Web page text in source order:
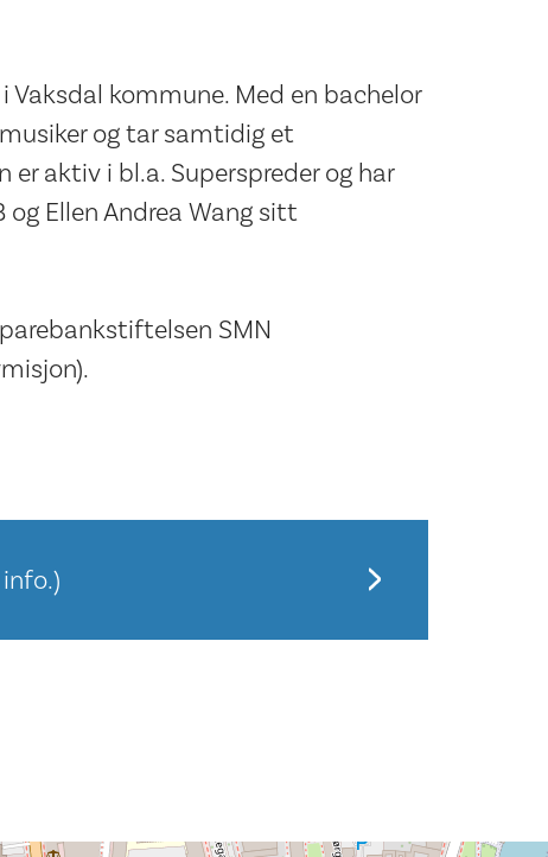
kommune. Med en bachelor
og tar samtidig et
aktiv i bl.a. Superspreder og har
Ellen Andrea Wang sitt
SMN